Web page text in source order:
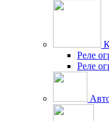
Реле
Реле